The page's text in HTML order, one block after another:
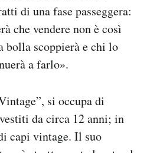
di una fase passeggera:
che vendere non è così
bolla scoppierà e chi lo
a farlo».
si occupa di
da circa 12 anni; in
capi vintage. Il suo